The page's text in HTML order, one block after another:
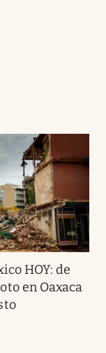
HOY: de
en Oaxaca